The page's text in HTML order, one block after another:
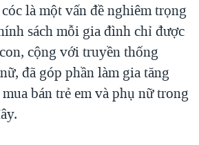
là một vấn đề nghiêm trọng
sách mỗi gia đình chỉ được
cộng với truyền thống
đã góp phần làm gia tăng
bán trẻ em và phụ nữ trong